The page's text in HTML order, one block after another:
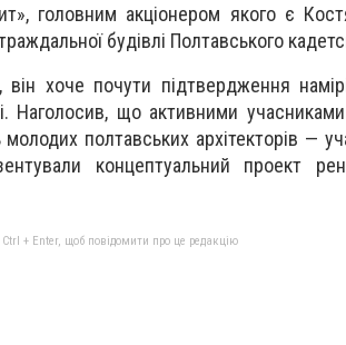
головним акціонером якого є
будівлі Полтавського
хоче почути підтвердження
Наголосив, що активними учасниками
полтавських архітекторів —
концептуальний проект
+ Enter, щоб повідомити про це редакцію